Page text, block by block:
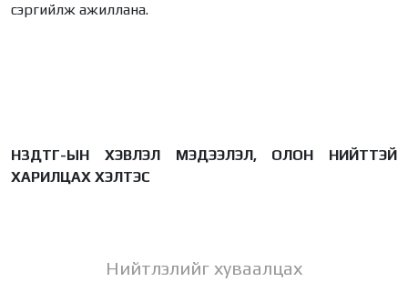
сэргийлж ажиллана.
НЗДТГ-ЫН ХЭВЛЭЛ МЭДЭЭЛЭЛ, ОЛОН НИЙТТЭЙ
ХАРИЛЦАХ ХЭЛТЭС
Нийтлэлийг хуваалцах